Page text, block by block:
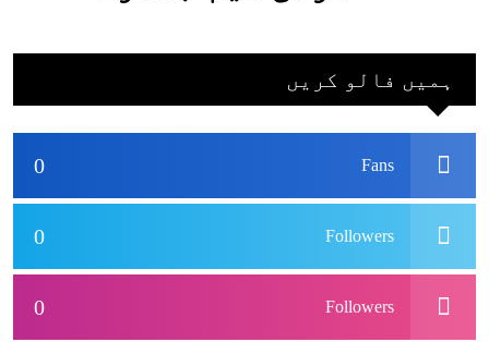
بھارتی ٹیم پاکستان
نہ آئے، محسن نقوی
ہمیں فالو کریں
0 Fans
0 Followers
0 Followers